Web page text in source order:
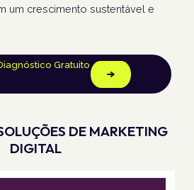
um crescimento sustentável e
Gratuito
DE MARKETING
DIGITAL